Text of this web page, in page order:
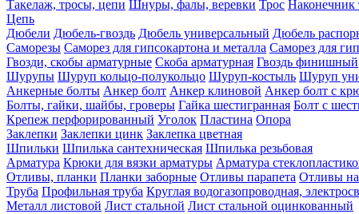
Такелаж, тросы, цепи Шнуры, фалы, веревки Трос Наконечник
Цепь
Дюбели Дюбель-гвоздь Дюбель универсальный Дюбель
Саморезы Саморез для гипсокартона и металла Саморез для
Гвозди, скобы арматурные Скоба арматурная Гвоздь финишный
Шурупы Шуруп кольцо-полукольцо Шуруп-костыль Шуруп
Анкерные болты Анкер болт Анкер клиновой Анкер болт с
Болты, гайки, шайбы, гроверы Гайка шестигранная Болт c
Крепеж перфорированный Уголок Пластина Опора
Заклепки Заклепки цинк Заклепка цветная
Шпильки Шпилька сантехническая Шпилька резьбовая
Арматура Крюки для вязки арматуры Арматура
Отливы, планки Планки заборные Отливы парапета Отливы на
Труба Профильная труба Круглая водогазопроводная,
Металл листовой Лист стальной Лист стальной оцинкованный